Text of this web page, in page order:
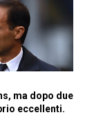
ma dopo due
eccellenti.